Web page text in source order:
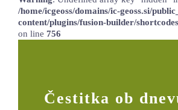
SOCIALNA AKTIVACIJA+
KNJIŽNICA
/home/icgeoss/domains/ic-geoss.si/
content/plugins/fusion-builder/
on line 756
Čestitka ob